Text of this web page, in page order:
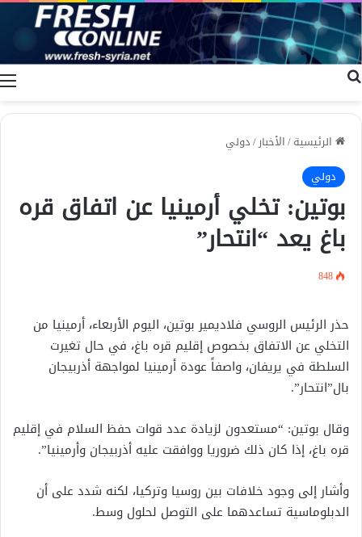
الرئيسية/الأخبار/دولي
دولي
بوتين: تخلي أرمينيا عن اتفاق قره
باغ يعد “انتحار”
848
حذر الرئيس الروسي فلاديمير بوتين، اليوم الأربعاء، أرمينيا من
التخلي عن الاتفاق بخصوص إقليم قره باغ، في حال تغيرت
السلطة في يريفان، واصفاً عودة أرمينيا لمواجهة أذربيجان
بال”انتحار”.
وقال بوتين: “مستعدون لزيادة عدد قوات حفظ السلام في إقليم
قره باغ، إذا كان ذلك ضروريا ووافقت عليه أذربيجان وأرمينيا”.
وأشار إلى وجود خلافات بين روسيا وتركيا، لكنه شدد على أن
الدبلوماسية تساعدهما على التوصل لحلول وسط.